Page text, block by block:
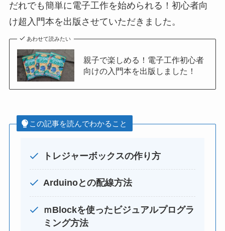
だれでも簡単に電子工作を始められる！初心者向
け超入門本を出版させていただきました。
あわせて読みたい
親子で楽しめる！電子工作初心者
向けの入門本を出版しました！
この記事を読んでわかること
トレジャーボックスの作り方
Arduinoとの配線方法
ｍBlockを使ったビジュアルプログラ
ミング方法